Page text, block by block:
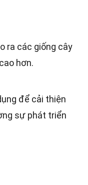
ra các giống cây
hơn.
để cải thiện
sự phát triển